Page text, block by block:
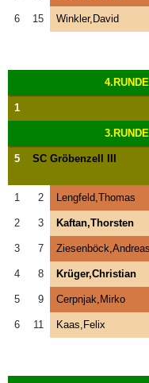
6 15 Winkler,David
1
5 SC Gröbenzell III
1 2 Lengfeld,Thomas
2 3 Kaftan,Thorsten
3 7 Ziesenböck,Andreas
4 8 Krüger,Christian
5 9 Cerpnjak,Mirko
6 11 Kaas,Felix